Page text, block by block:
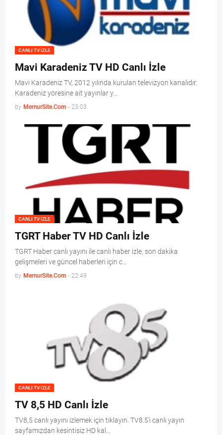
CANLI TV IZLE
Mavi Karadeniz TV HD Canlı İzle
Mavi Karadeniz TV, 2012 yılında kurulan televizyon kanalıdır.
Karadeniz yöresine ait yayınlar y…
by MemurSite.Com - 23:03
CANLI TV IZLE
TGRT Haber TV HD Canlı İzle
TGRT Haber canlı yayını ile canlı haber izle, son dakika
gelişmeleri ve güncel haberleri için c…
by MemurSite.Com - 22:49
CANLI TV IZLE
TV 8,5 HD Canlı İzle
TV8,5 canlı yayını izlemek için tıklayın. TV8.5'i canlı yayın
sayfamızdan kesintisiz HD kal…